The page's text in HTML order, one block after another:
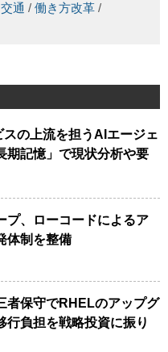
通 / 働き方改革 /
の上流を担うAIエージェ
期記憶」で現状分析や要
プ、ローコードによるア
体制を整備
者保守でRHELのアップグ
行負担を戦略投資に振り